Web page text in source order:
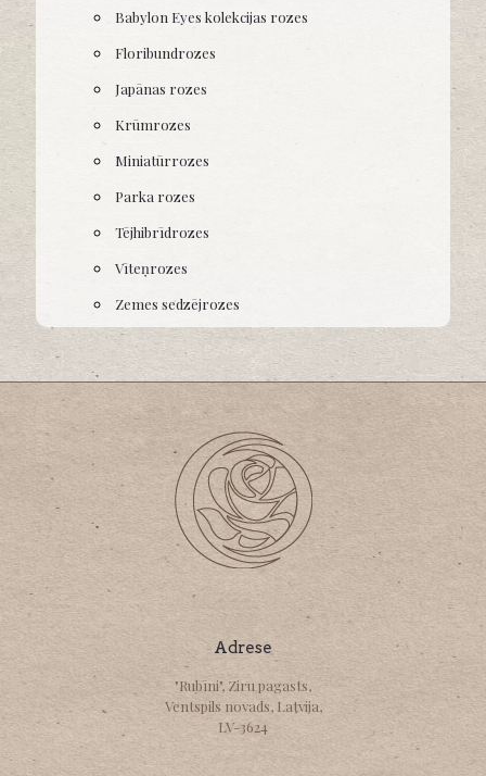
Babylon Eyes kolekcijas rozes
Floribundrozes
Japānas rozes
Krūmrozes
Miniatūrrozes
Parka rozes
Tējhibrīdrozes
Vīteņrozes
Zemes sedzējrozes
Adrese
"Rubīni", Ziru pagasts,
Ventspils novads, Latvija,
LV-3624